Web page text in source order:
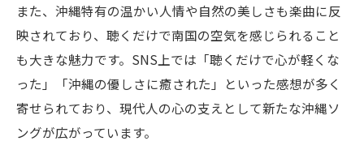
また、沖縄特有の温かい人情や自然の美しさも楽曲に反
映されており、聴くだけで南国の空気を感じられること
も大きな魅力です。SNS上では「聴くだけで心が軽くな
った」「沖縄の優しさに癒された」といった感想が多く
寄せられており、現代人の心の支えとして新たな沖縄ソ
ングが広がっています。